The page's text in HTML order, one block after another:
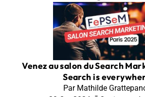
Venez au salon du Search
Search is
Par Mathilde